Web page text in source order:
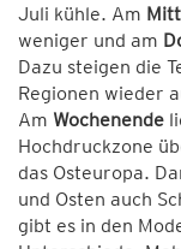
Juli kühle. Am
weniger und am
Dazu steigen die
Regionen wieder
Am Wochenende
Hochdruckzone
das Osteuropa.
und Osten auch
gibt es in den